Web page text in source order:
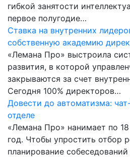
гибкой занятости
первое полугодие…
Ставка на внутренних
собственную академию
«Лемана Про» выстроила
развития, в которой
закрываются за счет
Сегодня 100% директоров…
Довести до автоматизма:
отделе
«Лемана Про» нанимает по
год. Чтобы упростить отбор
планирование